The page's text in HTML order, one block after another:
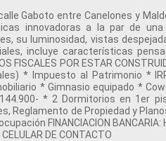
Gaboto entre Canelones y
innovadoras a la par de
su luminosidad, vistas
incluye características
POR ESTAR
* Impuesto al Patrimonio *
* Gimnasio equipado *
* 2 Dormitorios en 1er
de Propiedad y
FINANCIACION BANCARIA:
DE CONTACTO